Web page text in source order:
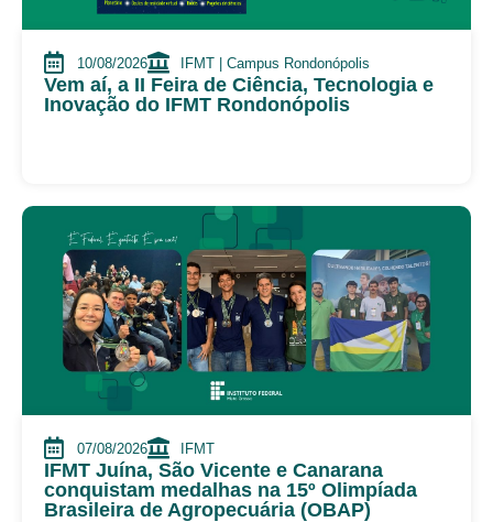
10/08/2026 IFMT | Campus Rondonópolis
Vem aí, a II Feira de Ciência, Tecnologia e
Inovação do IFMT Rondonópolis
07/08/2026 IFMT
IFMT Juína, São Vicente e Canarana
conquistam medalhas na 15º Olimpíada
Brasileira de Agropecuária (OBAP)